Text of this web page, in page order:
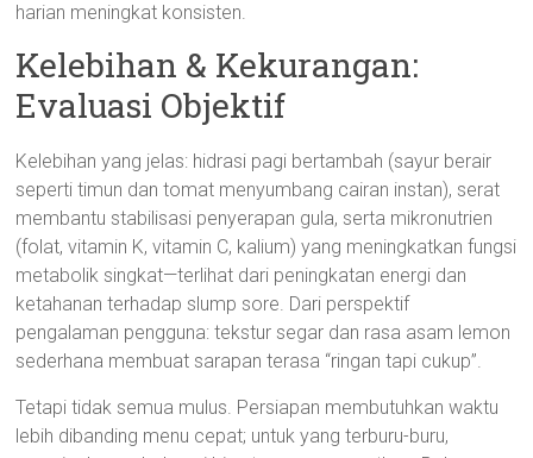
harian meningkat konsisten.
Kelebihan & Kekurangan:
Evaluasi Objektif
Kelebihan yang jelas: hidrasi pagi bertambah (sayur berair
seperti timun dan tomat menyumbang cairan instan), serat
membantu stabilisasi penyerapan gula, serta mikronutrien
(folat, vitamin K, vitamin C, kalium) yang meningkatkan fungsi
metabolik singkat—terlihat dari peningkatan energi dan
ketahanan terhadap slump sore. Dari perspektif
pengalaman pengguna: tekstur segar dan rasa asam lemon
sederhana membuat sarapan terasa “ringan tapi cukup”.
Tetapi tidak semua mulus. Persiapan membutuhkan waktu
lebih dibanding menu cepat; untuk yang terburu-buru,